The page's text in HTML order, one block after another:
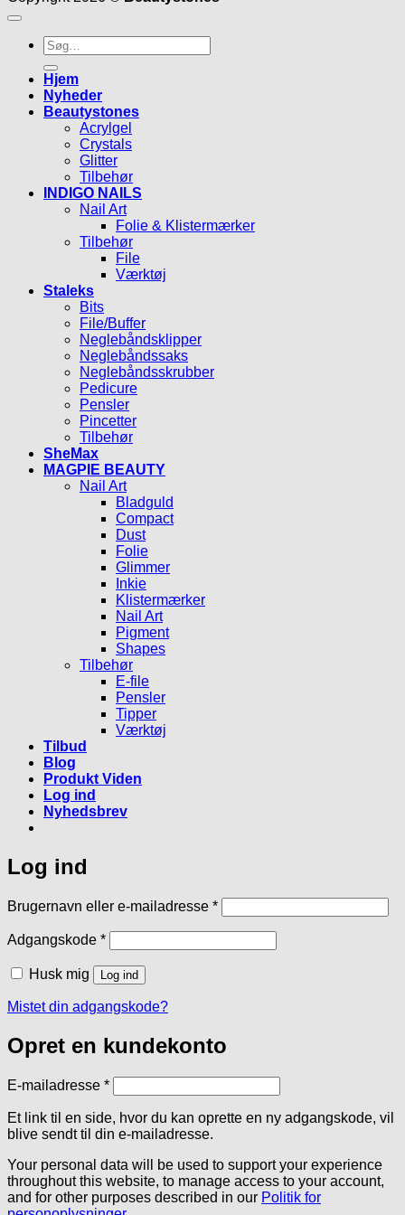
Søg
efter:
Hjem
Nyheder
Beautystones
Acrylgel
Crystals
Glitter
Tilbehør
INDIGO NAILS
Nail Art
Folie & Klistermærker
Tilbehør
File
Værktøj
Staleks
Bits
File/Buffer
Neglebåndsklipper
Neglebåndssaks
Neglebåndsskrubber
Pedicure
Pensler
Pincetter
Tilbehør
SheMax
MAGPIE BEAUTY
Nail Art
Bladguld
Compact
Dust
Folie
Glimmer
Inkie
Klistermærker
Nail Art
Pigment
Shapes
Tilbehør
E-file
Pensler
Tipper
Værktøj
Tilbud
Blog
Produkt Viden
Log ind
Nyhedsbrev
Log ind
Brugernavn eller e-mailadresse *Påkrævet
Adgangskode *Påkrævet
Husk mig Log ind
Mistet din adgangskode?
Opret en kundekonto
E-mailadresse *Påkrævet
Et link til en side, hvor du kan oprette en ny adgangskode, vil
blive sendt til din e-mailadresse.
Your personal data will be used to support your experience
throughout this website, to manage access to your account,
and for other purposes described in our Politik for